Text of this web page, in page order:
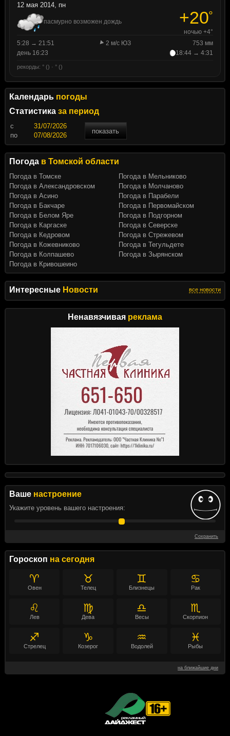
Интересные Новости все новости
Ненавязчивая реклама
Ваше настроение
Укажите уровень вашего настроения:
Сохранить
Гороскоп на сегодня
♈
Овен
♉
Телец
♊
Близнецы
♋
Рак
♌
Лев
♍
Дева
♎
Весы
♏
Скорпион
♐
Стрелец
♑
Козерог
♒
Водолей
♓
Рыбы
на ближайшие дни
12 мая 2014, пн
пасмурно возможен дождь +20°
ночью +4°
5:28 → 21:51
2 м/с ЮЗ
753 мм
день 16:23
18:44 → 4:31
рекорды: ° () · ° ()
Календарь погоды
Статистика за период
c
показать
по
Погода в Томской области
Погода в Томске
Погода в Александровском
Погода в Асино
Погода в Бакчаре
Погода в Белом Яре
Погода в Каргаске
Погода в Кедровом
Погода в Кожевниково
Погода в Колпашево
Погода в Кривошеино
Погода в Мельниково
Погода в Молчаново
Погода в Парабели
Погода в Первомайском
Погода в Подгорном
Погода в Северске
Погода в Стрежевом
Погода в Тегульдете
Погода в Зырянском